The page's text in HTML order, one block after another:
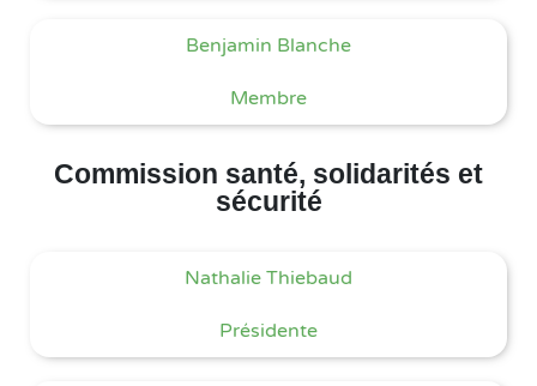
Benjamin Blanche
Membre
Commission santé, solidarités et
sécurité
Nathalie Thiebaud
Présidente